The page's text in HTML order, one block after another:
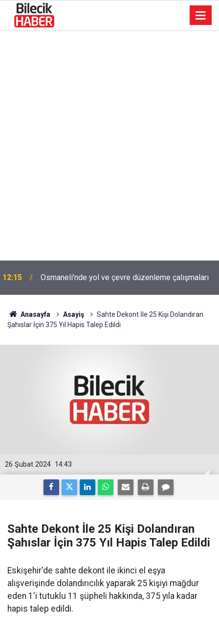
12:15 Osmaneli'nde yol ve çevre düzenleme çalışmaları
Anasayfa Asayiş
Sahte Dekont İle 25 Kişi Dolandıran
Şahıslar İçin 375 Yıl Hapis Talep Edildi
14:43
26 Şubat 2024
Sahte Dekont İle 25 Kişi Dolandıran
Şahıslar İçin 375 Yıl Hapis Talep Edildi
Eskişehir'de sahte dekont ile ikinci el eşya
alışverişinde dolandırıcılık yaparak 25 kişiyi mağdur
eden 1'i tutuklu 11 şüpheli hakkında, 375 yıla kadar
hapis talep edildi.